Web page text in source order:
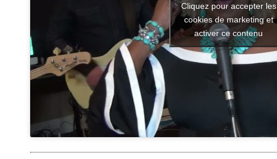
Cliquez pour accepter les
cookies de marketing et
activer ce contenu